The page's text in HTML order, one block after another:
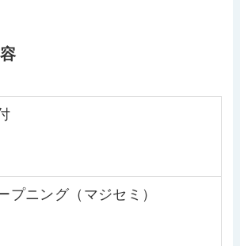
プニング（マジセミ）